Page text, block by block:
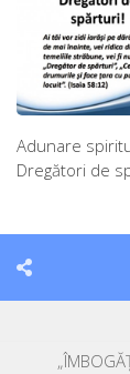
Adunare
Dregători de